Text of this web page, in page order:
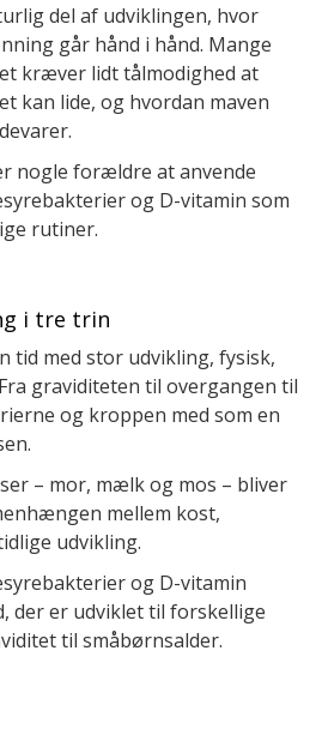
del af udviklingen, hvor
går hånd i hånd. Mange
kræver lidt tålmodighed at
kan lide, og hvordan maven
nogle forældre at anvende
og D-vitamin som
rutiner.
i tre trin
tid med stor udvikling, fysisk,
graviditeten til overgangen til
og kroppen med som en
– mor, mælk og mos – bliver
mellem kost,
udvikling.
og D-vitamin
der er udviklet til forskellige
til småbørnsalder.